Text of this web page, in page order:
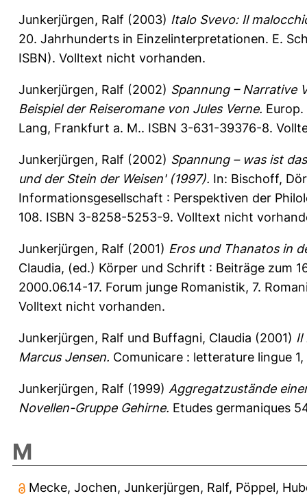
Junkerjürgen, Ralf (2003) Italo Svevo: Il
20. Jahrhunderts in Einzelinterpretationen. E.
ISBN). Volltext nicht vorhanden.
Junkerjürgen, Ralf (2002) Spannung – Narrative
Beispiel der Reiseromane von Jules Verne.
Lang, Frankfurt a. M.. ISBN 3-631-39376-8.
Junkerjürgen, Ralf (2002) Spannung – was ist
und der Stein der Weisen' (1997). In: Bischoff,
Informationsgesellschaft : Perspektiven der
108. ISBN 3-8258-5253-9. Volltext nicht
Junkerjürgen, Ralf (2001) Eros und Thanatos in
Claudia, (ed.) Körper und Schrift : Beiträge zum
2000.06.14-17. Forum junge Romanistik, 7.
Volltext nicht vorhanden.
Junkerjürgen, Ralf und Buffagni, Claudia (2001) Il
Marcus Jensen. Comunicare : letterature lingue
Junkerjürgen, Ralf (1999) Aggregatzustände
Novellen-Gruppe Gehirne. Etudes germaniques
M
Mecke, Jochen, Junkerjürgen, Ralf, Pöppel,